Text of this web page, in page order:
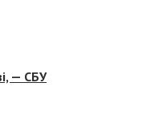
— СБУ